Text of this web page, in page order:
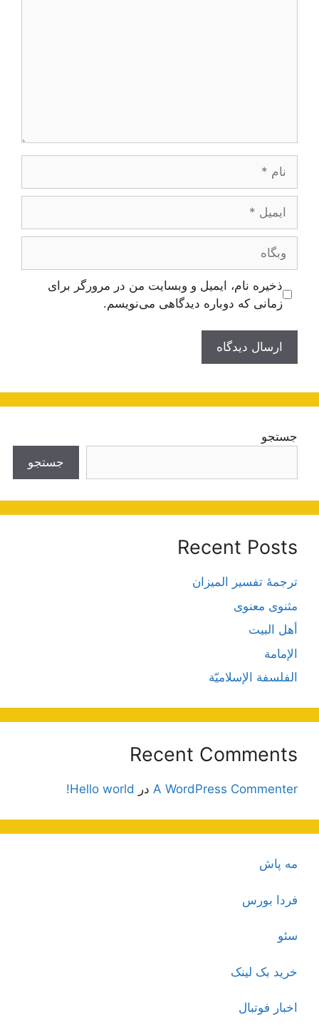
وبگاه
ذخیره نام، ایمیل و وبسایت من در مرورگر برای
زمانی که دوباره دیدگاهی می‌نویسم.
جستجو
جستجو
Recent Posts
ترجمۀ تفسیر المیزان
مثنوی معنوی
أهل البيت
الإمامة
الفلسفة الإسلاميّة
Recent Comments
A WordPress Commenter در Hello world!
مه پاش
فردا بورس
سئو
خرید بک لینک
اخبار فوتبال